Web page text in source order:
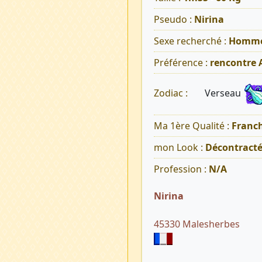
Pseudo : Nirina
Sexe recherché :
Préférence : rencontre
Zodiac : Verseau
Ma 1ère Qualité :
mon Look : Décontracté
Profession : N/A
Nirina
45330 Malesherbes